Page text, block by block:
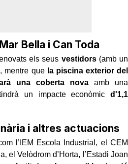
Bella i Can Toda
els seus vestidors (amb un
mentre quela piscina exterior del
una coberta nova amb una
un impacte econòmic d'1,1
i altres actuacions
l’IEM Escola Industrial, el CEM
el Velòdrom d’Horta, l’Estadi Joan